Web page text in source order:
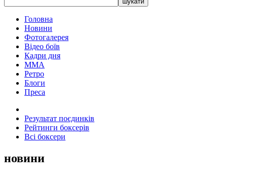
Головна
Новини
Фотогалерея
Відео боїв
Кадри дня
ММА
Ретро
Блоги
Преса
Результат поєдинків
Рейтинги боксерів
Всі боксери
новини